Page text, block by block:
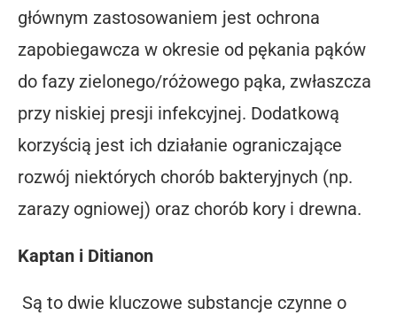
głównym zastosowaniem jest ochrona
zapobiegawcza w okresie od pękania pąków
do fazy zielonego/różowego pąka, zwłaszcza
przy niskiej presji infekcyjnej. Dodatkową
korzyścią jest ich działanie ograniczające
rozwój niektórych chorób bakteryjnych (np.
zarazy ogniowej) oraz chorób kory i drewna.
Kaptan i Ditianon
Są to dwie kluczowe substancje czynne o